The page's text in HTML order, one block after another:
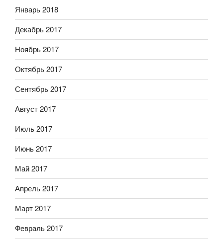
Январь 2018
Декабрь 2017
Ноябрь 2017
Октябрь 2017
Сентябрь 2017
Август 2017
Июль 2017
Июнь 2017
Май 2017
Апрель 2017
Март 2017
Февраль 2017